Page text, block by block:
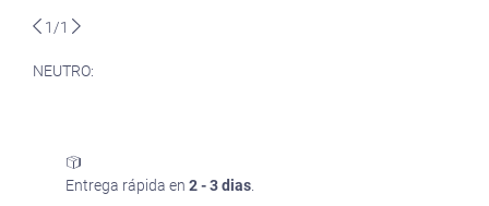
1/1
NEUTRO:
Entrega rápida en 2 - 3 dias